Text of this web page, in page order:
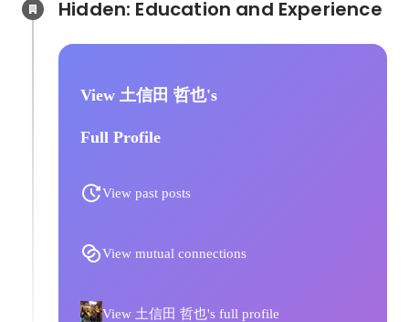
View 土信田 哲也's
Full Profile
View past posts
View mutual connections
View 土信田 哲也's full profile